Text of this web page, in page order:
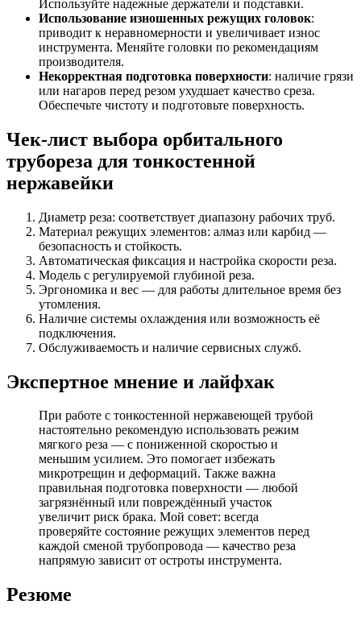
Используйте надежные держатели и подставки.
Использование изношенных режущих головок:
приводит к неравномерности и увеличивает износ
инструмента. Меняйте головки по рекомендациям
производителя.
Некорректная подготовка поверхности: наличие грязи
или нагаров перед резом ухудшает качество среза.
Обеспечьте чистоту и подготовьте поверхность.
Чек-лист выбора орбитального
трубореза для тонкостенной
нержавейки
Диаметр реза: соответствует диапазону рабочих труб.
Материал режущих элементов: алмаз или карбид —
безопасность и стойкость.
Автоматическая фиксация и настройка скорости реза.
Модель с регулируемой глубиной реза.
Эргономика и вес — для работы длительное время без
утомления.
Наличие системы охлаждения или возможность её
подключения.
Обслуживаемость и наличие сервисных служб.
Экспертное мнение и лайфхак
При работе с тонкостенной нержавеющей трубой
настоятельно рекомендую использовать режим
мягкого реза — с пониженной скоростью и
меньшим усилием. Это помогает избежать
микротрещин и деформаций. Также важна
правильная подготовка поверхности — любой
загрязнённый или повреждённый участок
увеличит риск брака. Мой совет: всегда
проверяйте состояние режущих элементов перед
каждой сменой трубопровода — качество реза
напрямую зависит от остроты инструмента.
Резюме